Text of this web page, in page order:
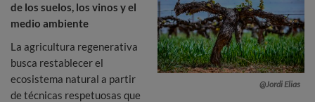
@Jordi Elias
de los suelos, los vinos y el
medio ambiente
La agricultura regenerativa
busca restablecer el
ecosistema natural a partir
de técnicas respetuosas que